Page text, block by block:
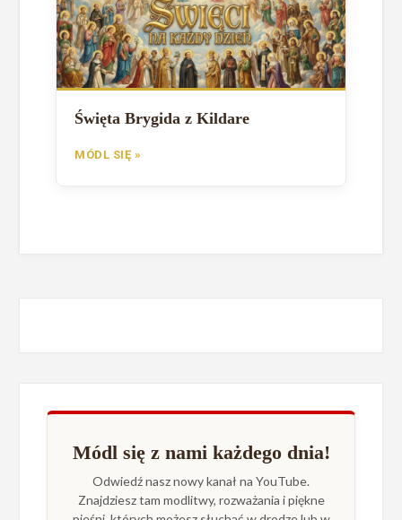
Święta Brygida z Kildare
MÓDL SIĘ »
Módl się z nami każdego dnia!
Odwiedź nasz nowy kanał na YouTube.
Znajdziesz tam modlitwy, rozważania i piękne